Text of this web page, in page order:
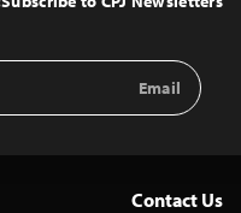
Email
Address
Contact Us